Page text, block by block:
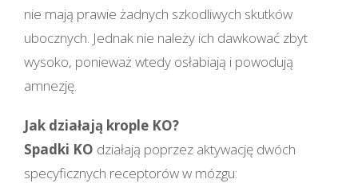
nie mają prawie żadnych szkodliwych skutków
ubocznych. Jednak nie należy ich dawkować zbyt
wysoko, ponieważ wtedy osłabiają i powodują
amnezję.
Jak działają krople KO?
Spadki KO działają poprzez aktywację dwóch
specyficznych receptorów w mózgu: